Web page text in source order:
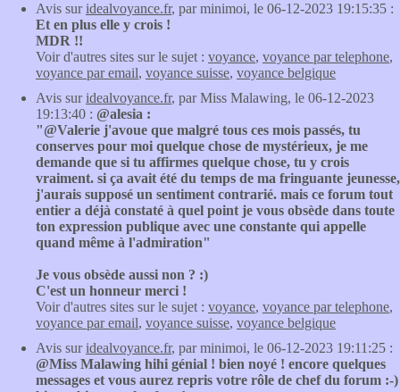
Avis suridealvoyance.fr, par minimoi, le 06-12-2023 19:15:35 :
Et en plus elle y crois !
MDR !!
Voir d'autres sites sur le sujet : voyance, voyance par telephone,
voyance par email, voyance suisse, voyance belgique
Avis suridealvoyance.fr, par Miss Malawing, le 06-12-2023
19:13:40 : @alesia :
"@Valerie j'avoue que malgré tous ces mois passés, tu
conserves pour moi quelque chose de mystérieux, je me
demande que si tu affirmes quelque chose, tu y crois
vraiment. si ça avait été du temps de ma fringuante jeunesse,
j'aurais supposé un sentiment contrarié. mais ce forum tout
entier a déjà constaté à quel point je vous obsède dans toute
ton expression publique avec une constante qui appelle
quand même à l'admiration"
Je vous obsède aussi non ? :)
C'est un honneur merci !
Voir d'autres sites sur le sujet : voyance, voyance par telephone,
voyance par email, voyance suisse, voyance belgique
Avis suridealvoyance.fr, par minimoi, le 06-12-2023 19:11:25 :
@Miss Malawing hihi génial ! bien noyé ! encore quelques
messages et vous aurez repris votre rôle de chef du forum :-)